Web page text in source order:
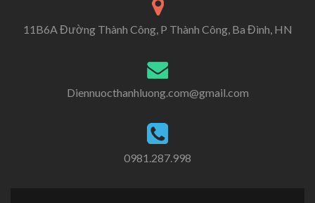
11B6A Đường Thành Công, P Thành Công, Ba Đình, HN
Diennuocthanhluong.com@gmail.com
0981.287.998